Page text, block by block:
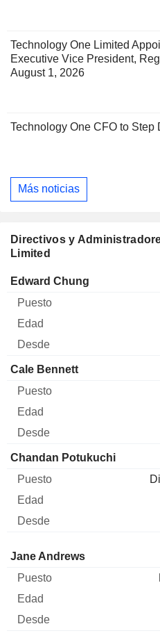
Technology One Limited
Executive Vice President,
August 1, 2026
Technology One CFO to Step
Más noticias
Directivos y
Limited
Director Puesto
Edward Chung
Cale Bennett
Chandan Potukuchi
Administrador
Jane Andrews